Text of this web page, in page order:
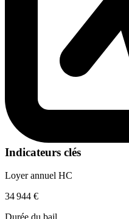
Indicateurs clés
Loyer annuel HC
34 944 €